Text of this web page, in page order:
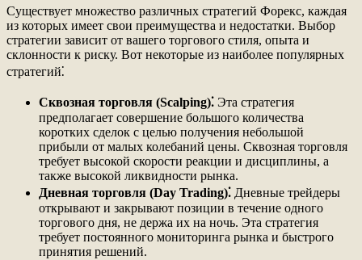
Существует множество различных стратегий Форекс, каждая
из которых имеет свои преимущества и недостатки. Выбор
стратегии зависит от вашего торгового стиля, опыта и
склонности к риску. Вот некоторые из наиболее популярных
стратегий⁚
Сквозная торговля (Scalping)⁚ Эта стратегия
предполагает совершение большого количества
коротких сделок с целью получения небольшой
прибыли от малых колебаний цены. Сквозная торговля
требует высокой скорости реакции и дисциплины, а
также высокой ликвидности рынка.
Дневная торговля (Day Trading)⁚ Дневные трейдеры
открывают и закрывают позиции в течение одного
торгового дня, не держа их на ночь. Эта стратегия
требует постоянного мониторинга рынка и быстрого
принятия решений.